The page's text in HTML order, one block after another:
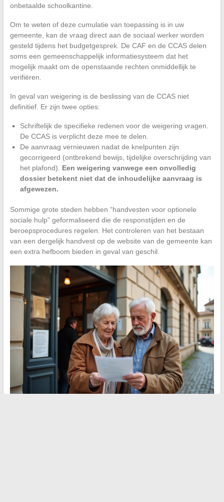
onbetaalde schoolkantine.
Om te weten of deze cumulatie van toepassing is in uw
gemeente, kan de vraag direct aan de sociaal werker worden
gesteld tijdens het budgetgesprek. De CAF en de CCAS delen
soms een gemeenschappelijk informatiesysteem dat het
mogelijk maakt om de openstaande rechten onmiddellijk te
verifiëren.
In geval van weigering is de beslissing van de CCAS niet
definitief. Er zijn twee opties:
Schriftelijk de specifieke redenen voor de weigering vragen.
De CCAS is verplicht deze mee te delen.
De aanvraag vernieuwen nadat de knelpunten zijn
gecorrigeerd (ontbrekend bewijs, tijdelijke overschrijding van
het plafond). Een weigering vanwege een onvolledig
dossier betekent niet dat de inhoudelijke aanvraag is
afgewezen.
Sommige grote steden hebben “handvesten voor optionele
sociale hulp” geformaliseerd die de responstijden en de
beroepsprocedures regelen. Het controleren van het bestaan
van een dergelijk handvest op de website van de gemeente kan
een extra hefboom bieden in geval van geschil.